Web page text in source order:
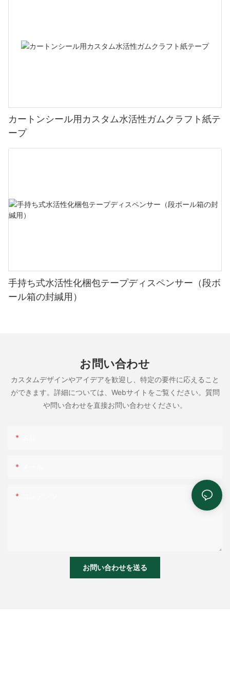
カートンシール用カスタム水活性ガムクラフト紙テ
ープ
手持ち式水活性化梱包テープディスペンサー（段ボ
ール箱の封緘用）
お問い合わせ
カスタムデザインやアイデアを歓迎し、特定の要件に応えること
ができます。詳細については、Webサイトをご覧ください。質問
や問い合わせを直接お問い合わせください。
お問い合わせを送る